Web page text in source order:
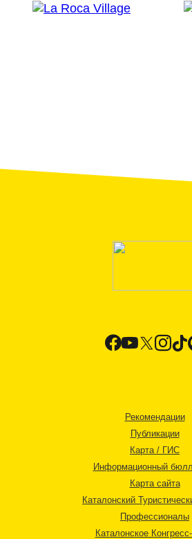
Рекомендации
Публикации
Карта / ГИС
Информационный
Карта сайта
Каталонский
Профессионалы
Каталонское